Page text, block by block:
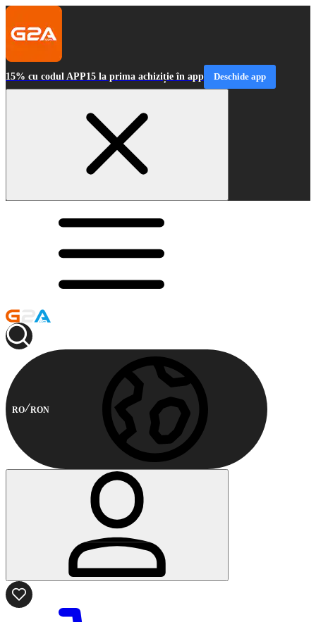
15% cu codul APP15 la prima achiziție în app Deschide app
RO RON